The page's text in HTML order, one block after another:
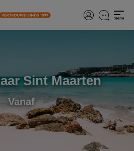
Sint Maarten
Vanaf